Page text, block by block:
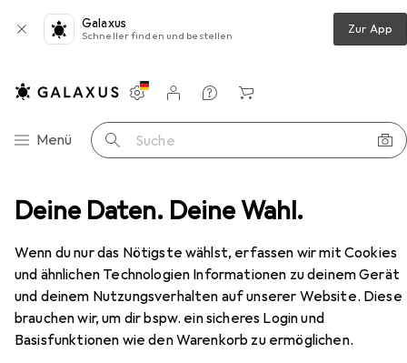
Deine Daten. Deine Wahl.
Wenn du nur das Nötigste wählst, erfassen wir mit Cookies
und ähnlichen Technologien Informationen zu deinem Gerät
und deinem Nutzungsverhalten auf unserer Website. Diese
brauchen wir, um dir bspw. ein sicheres Login und
Basisfunktionen wie den Warenkorb zu ermöglichen.
Galaxus
Schneller finden und bestellen Zur App
Navigation nach Kategorien
Menü Suche
Einstellungen
Kundenkonto
Vergleichslisten
Merklisten
Warenkorb
Garderobe + Kleiderstange Skye Decor Kale
EUR
219,–